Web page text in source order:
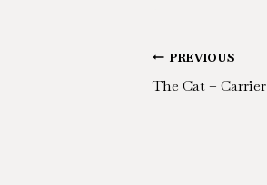
Post
navigation
PREVIOUS
The Cat – Carrier